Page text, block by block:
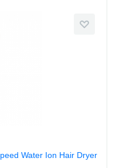
Water Ion Hair Dryer